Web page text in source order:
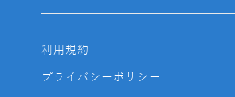
利用規約
プライバシーポリシー